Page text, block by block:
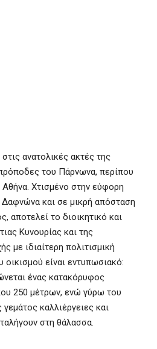
ανατολικές ακτές της
του Πάρνωνα, περίπου
Αθήνα. Χτισμένο στην εύφορη
και σε μικρή απόσταση
το διοικητικό και
Κυνουρίας και της
με ιδιαίτερη πολιτισμική
οικισμού είναι εντυπωσιακό:
ένας κατακόρυφος
250 μέτρων, ενώ γύρω του
καλλιέργειες και
στη θάλασσα.